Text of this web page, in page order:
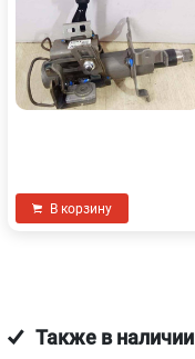
В корзину
Также в наличии